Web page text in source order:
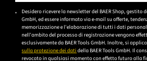
Bitte geben Sie eine gültige E-
Desidero ricevere la newsletter del BAER Shop, gestito
GmbH, ed essere informato via e-mail su offerte,
memorizzazione e l'elaborazione di tutti i dati
nell'ambito del processo di registrazione vengono
esclusivamente da BAER Tools GmbH. Inoltre, si
sulla protezione dei dati della BAER Tools GmbH. Il
revocato in qualsiasi momento con effetto futuro alla